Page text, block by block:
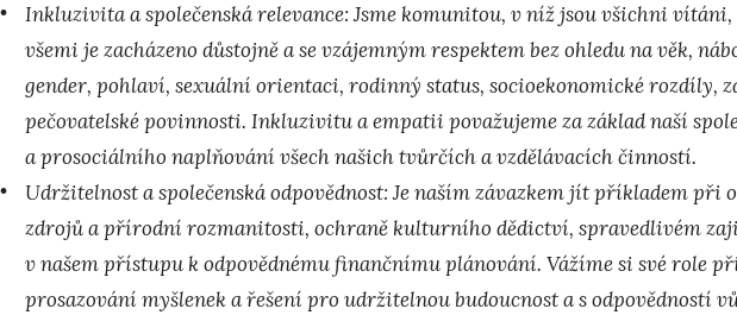
Inkluzivita a společenská relevance:Jsme komunitou, v níž jsou všichni
všemi je zacházeno důstojně a se vzájemným respektem bez ohledu na věk,
gender, pohlaví, sexuální orientaci, rodinný status, socioekonomické rozdíly,
pečovatelské povinnosti. Inkluzivitu a empatii považujeme za základ naší
a prosociálního naplňování všech našich tvůrčích a vzdělávacích činností.
Udržitelnost a společenská odpovědnost:Je naším závazkem jít příkladem při
zdrojů a přírodní rozmanitosti, ochraně kulturního dědictví, spravedlivém
v našem přístupu k odpovědnému finančnímu plánování. Vážíme si své role
prosazování myšlenek a řešení pro udržitelnou budoucnost a s odpovědností